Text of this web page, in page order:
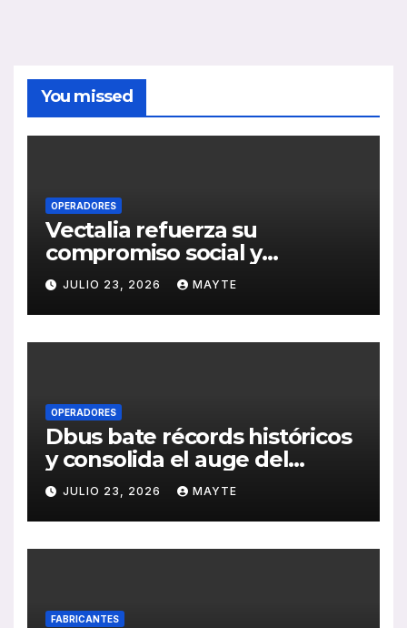
You missed
OPERADORES
Vectalia refuerza su
compromiso social y
medioambiental con la
publicación de su Memoria
de RSC 2025
JULIO 23, 2026 MAYTE
OPERADORES
Dbus bate récords históricos
y consolida el auge del
transporte público en San
Sebastián
JULIO 23, 2026 MAYTE
FABRICANTES